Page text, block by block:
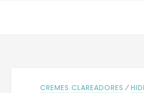
CREMES CLAREADORES ⁄